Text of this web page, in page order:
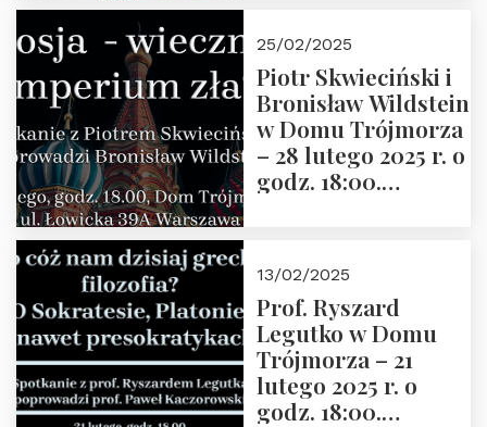
2025 r. godz. 17:30,
DAW ul. Miodowa
17/19
25/02/2025
Piotr Skwieciński i
Bronisław Wildstein
w Domu Trójmorza
– 28 lutego 2025 r. o
godz. 18:00.
13/02/2025
Prof. Ryszard
Legutko w Domu
Trójmorza – 21
lutego 2025 r. o
godz. 18:00.